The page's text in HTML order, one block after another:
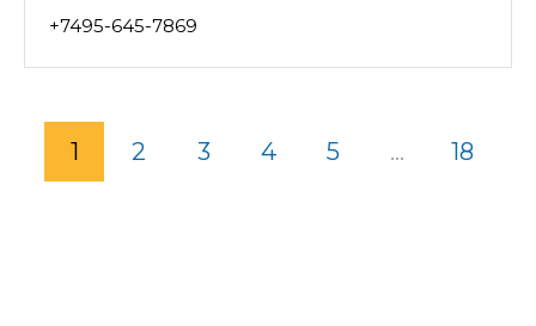
+7495-645-7869
1 2 3 4 5 ... 18